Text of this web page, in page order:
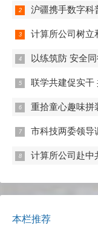
沪疆携手数字科
计算所公司树立
以练筑防 安全同行——上
联学共建促实干 共融合作
重拾童心趣味拼
市科技两委领导
计算所公司赴中
本栏推荐